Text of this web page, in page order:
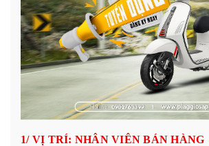
1/ VỊ TRÍ: NHÂN VIÊN BÁN HÀNG